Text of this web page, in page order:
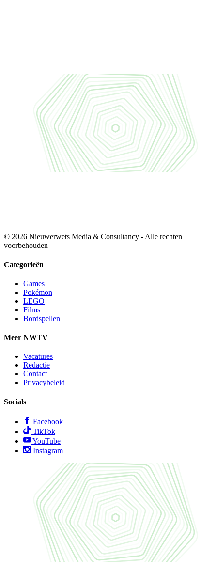
© 2026 Nieuwerwets Media & Consultancy - Alle rechten
voorbehouden
Categorieën
Games
Pokémon
LEGO
Films
Bordspellen
Meer NWTV
Vacatures
Redactie
Contact
Privacybeleid
Socials
Facebook
TikTok
YouTube
Instagram